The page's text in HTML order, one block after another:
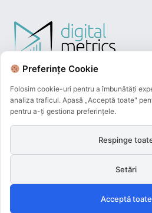
Plățile online efectuate
sunt procesate de către
și beneficiază de 3D-
Preferințe Cookie
Folosim cookie-uri pentru a îmbunătăți
analiza traficul. Apasă „Acceptă toate"
pentru a-ți gestiona preferințele.
Respinge
Setări
Acceptă toate